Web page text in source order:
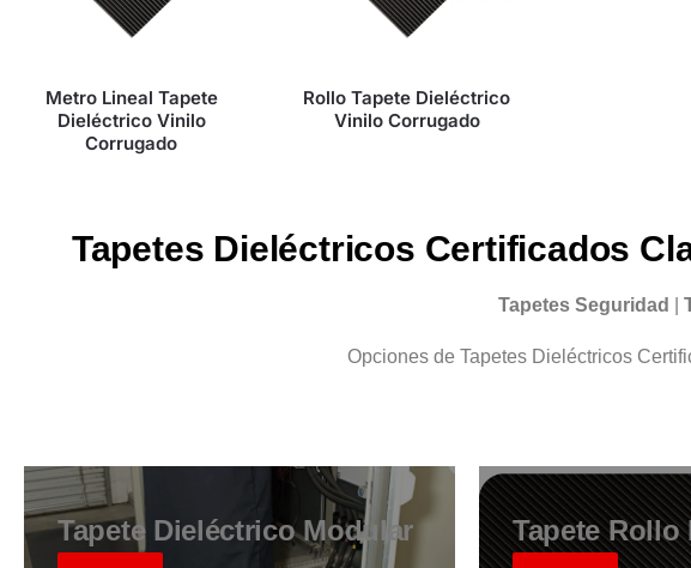
Metro Lineal Tapete
Dieléctrico Vinilo
Corrugado
Rollo Tapete Dieléctrico
Vinilo Corrugado
Tapetes Dieléctricos Certificados
Tapetes Seguridad
Opciones de Tapetes Dieléctricos
Tapete Dieléctrico Modular Tapete Rollo